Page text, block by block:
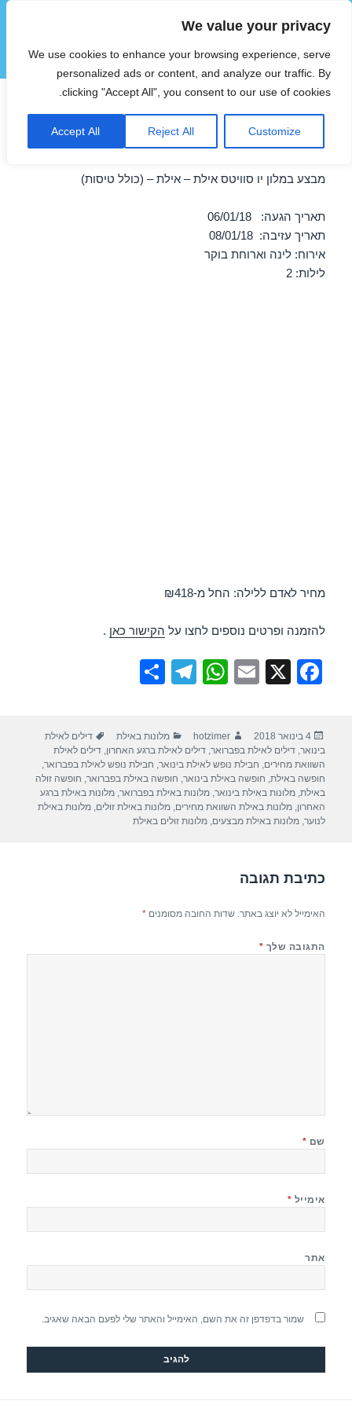
We value your privacy
We use cookies to enhance your browsing experience, serve
personalized ads or content, and analyze our traffic. By
clicking "Accept All", you consent to our use of cookies.
Customize
Reject All
Accept All
הוטצימר
תפריטים
ווידג'טים
חופשה במלון יו סוויטס אילת –
אילת 06/01/2018
מבצע במלון יו סוויטס אילת – אילת – (כולל טיסות)
תאריך הגעה: 06/01/18
תאריך עזיבה: 08/01/18
אירוח: לינה וארוחת בוקר
לילות: 2
מחיר לאדם ללילה: החל מ-₪418
להזמנה ופרטים נוספים לחצו על הקישור כאן .
F
e
b
o
o
X
E
W
s
A
p
p
T
gr
a
m
e
פורסם
בתאריך
4 בינואר 2018 מחבר
hotzimer קטגוריות
מלונות באילת תגיות
דילים לאילת
בינואר,דילים לאילת בפברואר,דילים לאילת ברגע האחרון,דילים לאילת
השוואת מחירים, חבילת נופש לאילת בינואר, חבילת נופש לאילת בפברואר,
חופשה באילת, חופשה באילת בינואר, חופשה באילת בפברואר, חופשה זולה
באילת,מלונות באילת בינואר,מלונות באילת בפברואר,מלונות באילת ברגע
האחרון,מלונות באילת השוואת מחירים,מלונות באילת זולים,מלונות באילת
לנוער,מלונות באילת מבצעים,מלונות זולים באילת
כתיבת תגובה
האימייל לא יוצג באתר. שדות החובה מסומנים*
התגובה שלך *
שם *
אימייל *
אתר
שמור בדפדפן זה את השם, האימייל והאתר שלי לפעם הבאה שאגיב.